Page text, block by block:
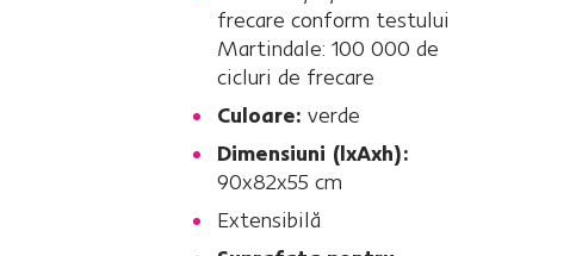
frecare conform testului
Martindale: 100 000 de
cicluri de frecare
Culoare: verde
Dimensiuni (lxAxh):
90x82x55 cm
Extensibilă